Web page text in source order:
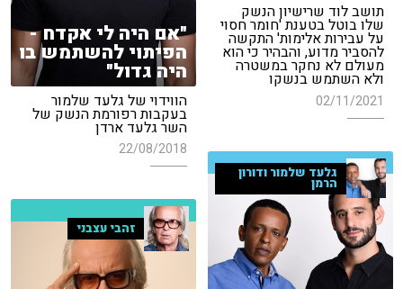
תושב לוד שרישיון הנשק
שלו בוטל בטענת 'חומר חסוי
על עבירות אלימות' התקשה
להסביר מדוע, והבהיר כי הוא
מעולם לא נחקר במשטרה
ולא השתמש בנשקו
02/11/2021
"אם היה לי אקדח -
הפיתוי להשתמש בו
היה גדול"
הווידוי של גלעד שלמור
בעקבות רפורמת הנשק של
השר גלעד ארדן
22/08/2018
גלעד שלמור ודורון
הרמן
זהבי עצבני